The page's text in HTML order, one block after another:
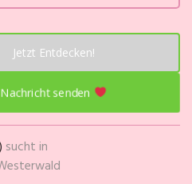
Jetzt Entdecken!
Nachricht senden
sucht in